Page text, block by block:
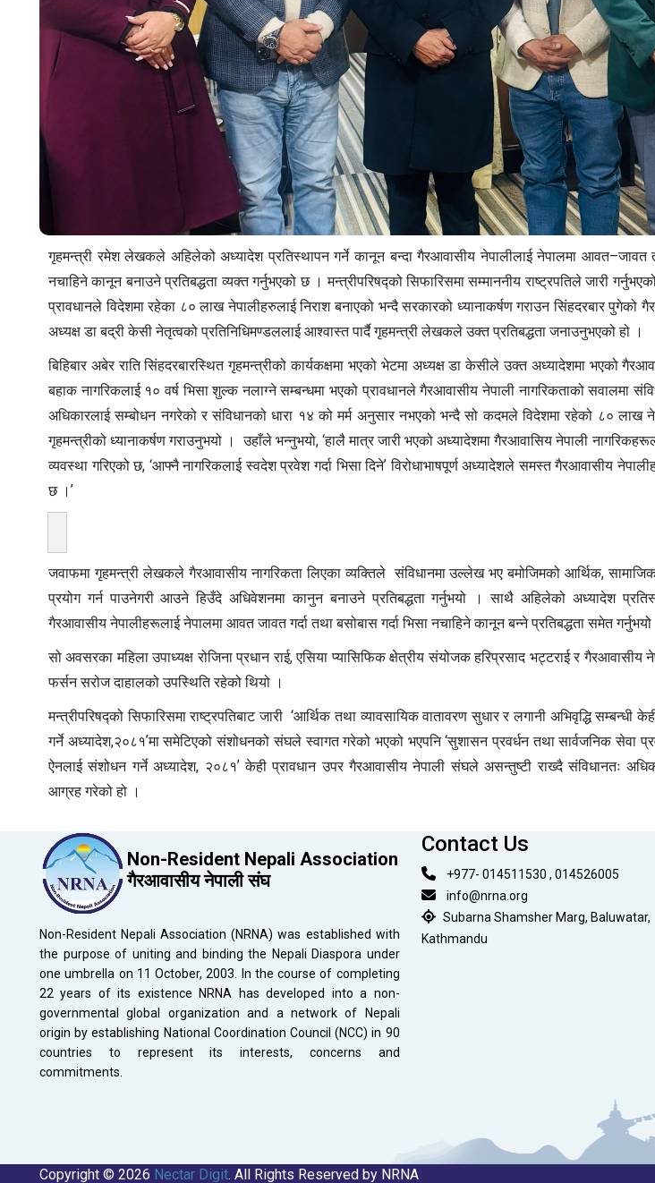
गृहमन्त्री रमेश लेखकले अहिलेको अध्यादेश प्रतिस्थापन गर्ने कानून बन्दा गैरआवासीय नेपालीलाई नेपालमा आवत–जावत
नचाहिने कानून बनाउने प्रतिबद्धता व्यक्त गर्नुभएको छ । मन्त्रीपरिषद्को सिफारिसमा सम्माननीय राष्ट्रपतिले जारी
प्रावधानले विदेशमा रहेका ८० लाख नेपालीहरुलाई निराश बनाएको भन्दै सरकारको ध्यानाकर्षण गराउन सिंहदरबार पुगेको
अध्यक्ष डा बद्री केसी नेतृत्वको प्रतिनिधिमण्डललाई आश्वास्त पार्दै गृहमन्त्री लेखकले उक्त प्रतिबद्धता जनाउनुभएको हो ।
बिहिबार अबेर राति सिंहदरबारस्थित गृहमन्त्रीको कार्यकक्षमा भएको भेटमा अध्यक्ष डा केसीले उक्त अध्यादेशमा भएको
बहाक नागरिकलाई १० वर्ष भिसा शुल्क नलाग्ने सम्बन्धमा भएको प्रावधानले गैरआवासीय नेपाली नागरिकताको सवालमा
अधिकारलाई सम्बोधन नगरेको र संविधानको धारा १४ को मर्म अनुसार नभएको भन्दै सो कदमले विदेशमा रहेको ८० लाख
गृहमन्त्रीको ध्यानाकर्षण गराउनुभयो । उहाँले भन्नुभयो, ‘हालै मात्र जारी भएको अध्यादेशमा गैरआवासिय नेपाली
व्यवस्था गरिएको छ, ‘आफ्नै नागरिकलाई स्वदेश प्रवेश गर्दा भिसा दिनेʼ विरोधाभाषपूर्ण अध्यादेशले समस्त गैरआवासीय
छ ।ʼ
जवाफमा गृहमन्त्री लेखकले गैरआवासीय नागरिकता लिएका व्यक्तिले संविधानमा उल्लेख भए बमोजिमको आर्थिक,
प्रयोग गर्न पाउनेगरी आउने हिउँदे अधिवेशनमा कानुन बनाउने प्रतिबद्धता गर्नुभयो । साथै अहिलेको अध्यादेश
गैरआवासीय नेपालीहरूलाई नेपालमा आवत जावत गर्दा तथा बसोबास गर्दा भिसा नचाहिने कानून बन्ने प्रतिबद्धता समेत गर्नुभयो
सो अवसरका महिला उपाध्यक्ष रोजिना प्रधान राई, एसिया प्यासिफिक क्षेत्रीय संयोजक हरिप्रसाद भट्टराई र गैरआवासीय
फर्सन सरोज दाहालको उपस्थिति रहेको थियो ।
मन्त्रीपरिषद्को सिफारिसमा राष्ट्रपतिबाट जारी ‘आर्थिक तथा व्यावसायिक वातावरण सुधार र लगानी अभिवृद्धि सम्बन्धी
गर्ने अध्यादेश,२०८१ʼमा समेटिएको संशोधनको संघले स्वागत गरेको भएको भएपनि ‘सुशासन प्रवर्धन तथा सार्वजनिक सेवा
ऐनलाई संशोधन गर्ने अध्यादेश, २०८१ʼ केही प्रावधान उपर गैरआवासीय नेपाली संघले असन्तुष्टी राख्दै संविधानतः
आग्रह गरेको हो ।
Non-Resident Nepali Association
गैरआवासीय नेपाली संघ
Non-Resident Nepali Association (NRNA) was established with
the purpose of uniting and binding the Nepali Diaspora under
one umbrella on 11 October, 2003. In the course of completing
22 years of its existence NRNA has developed into a non-
governmental global organization and a network of Nepali
origin by establishing National Coordination Council (NCC) in 90
countries to represent its interests, concerns and
commitments.
Contact Us
+977- 014511530 , 014526005
info@nrna.org
Subarna Shamsher Marg, Baluwatar,
Kathmandu
Copyright © 2026 Nectar Digit. All Rights Reserved by NRNA